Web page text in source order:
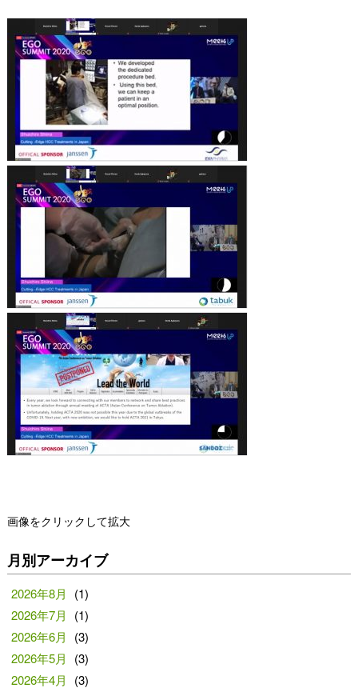
画像をクリックして拡大
月別アーカイブ
2026年8月
(1)
2026年7月
(1)
2026年6月
(3)
2026年5月
(3)
2026年4月
(3)